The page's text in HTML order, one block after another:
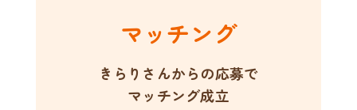
マッチング
きらりさんからの応募で
マッチング成立